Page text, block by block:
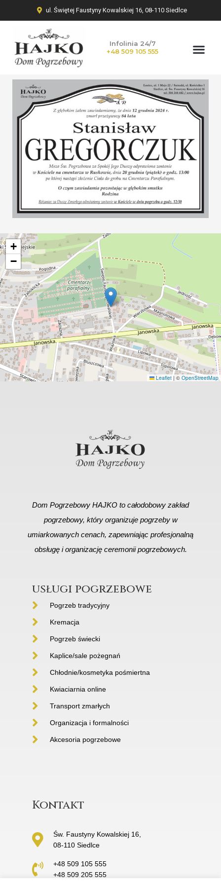
ul. Świętej Faustyny Kowalskiej 16, 08-110 Siedlce
Infolinia 24/7
+48 509 105 555
+
−
Leaflet | © OpenStreetMap
Dom Pogrzebowy HAJKO to całodobowy zakład
pogrzebowy, który organizuje pogrzeby w
umiarkowanych cenach, zapewniając profesjonalną
obsługę i organizację ceremonii pogrzebowych.
usługi pogrzebowe
Pogrzeb tradycyjny
Kremacja
Pogrzeb świecki
Kaplice/sale pożegnań
Chłodnie/kosmetyka pośmiertna
Kwiaciarnia online
Transport zmarłych
Organizacja i formalności
Akcesoria pogrzebowe
Kontakt
Św. Faustyny Kowalskiej 16,
08-110 Siedlce
+48 509 105 555
+48 509 205 555